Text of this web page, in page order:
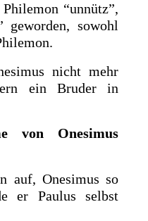
“unnütz”,
sowohl
nicht mehr
ein Bruder in
von Onesimus
auf, Onesimus so
er Paulus selbst